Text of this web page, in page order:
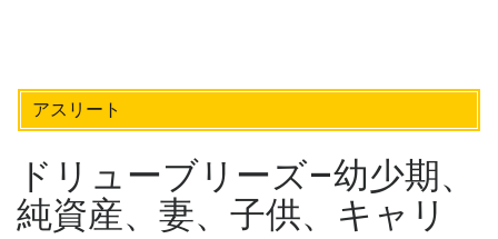
アスリート
ドリューブリーズ–幼少期、
純資産、妻、子供、キャリ